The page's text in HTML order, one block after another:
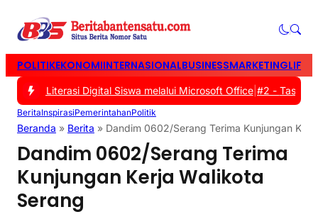
POLITIKEKONOMIINTERNASIONALBUSINESSMARKETING
Literasi Digital Siswa melalui Microsoft Office|#2 -
BeritaInspirasiPemerintahanPolitik
Beranda » Berita » Dandim 0602/Serang Terima Kunjungan
Dandim 0602/Serang Terima
Kunjungan Kerja Walikota
Serang